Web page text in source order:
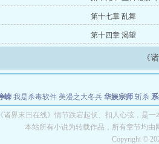
第十七章 乱舞
第十四章 渴望
《
嵘 我是杀毒软件 美漫之大冬兵 华娱宗师 斩杀
练万岁 都市全能巨星 绝对交易 全职武神 位面复
《诸界末日在线》情节跌宕起伏、扣人心弦，是
本站所有小说为转载作品，所有章节均
Copyright ©